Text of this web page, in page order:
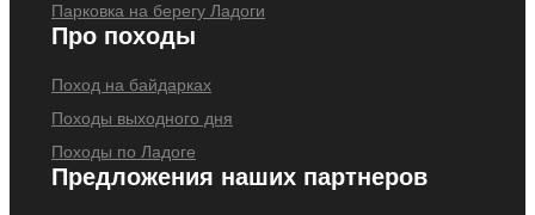
Парковка на берегу Ладоги
Про походы
Поход на байдарках
Походы выходного дня
Походы по Ладоге
Предложения наших партнеров